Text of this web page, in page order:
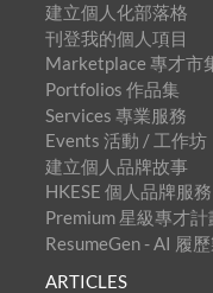
建立個人化部落格
刊登我的個人項目
Marketplace 專才市
Portfolios 作品集
Services 專業服務
Events 活動 / 工作坊
建立個人品牌故事
HKESE 個人品牌服務
Premium 星級專才
ResumeGen - AI 履
ARTICLES